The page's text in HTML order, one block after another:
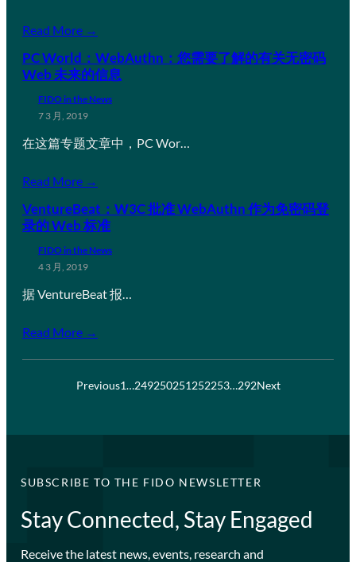
Read More →
PC World：WebAuthn：您需要了解的有关无密码
Web 未来的信息
FIDO in the News
7 3 月, 2019
在这篇专题文章中，PC Wor…
Read More →
VentureBeat：W3C 批准 WebAuthn 作为免密码登
录的 Web 标准
FIDO in the News
4 3 月, 2019
据 VentureBeat 报…
Read More →
Previous1…249250251252253…292Next
SUBSCRIBE TO THE FIDO NEWSLETTER
Stay Connected, Stay Engaged
Receive the latest news, events, research and